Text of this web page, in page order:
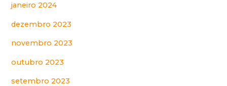
janeiro 2024
dezembro 2023
novembro 2023
outubro 2023
setembro 2023